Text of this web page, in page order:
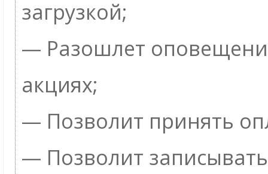
загрузкой;
— Разошлет
акциях;
— Позволит принять
— Позволит